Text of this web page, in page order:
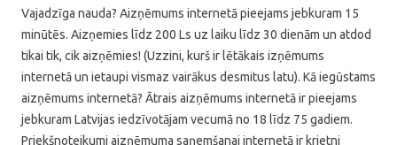
Vajadzīga nauda? Aizņēmums internetā pieejams jebkuram 15
minūtēs. Aizņemies līdz 200 Ls uz laiku līdz 30 dienām un atdod
tikai tik, cik aizņēmies! (Uzzini, kurš ir lētākais izņēmums
internetā un ietaupi vismaz vairākus desmitus latu). Kā iegūstams
aizņēmums internetā? Ātrais aizņēmums internetā ir pieejams
jebkuram Latvijas iedzīvotājam vecumā no 18 līdz 75 gadiem.
Priekšnoteikumi aizņēmuma saņemšanai internetā ir krietni